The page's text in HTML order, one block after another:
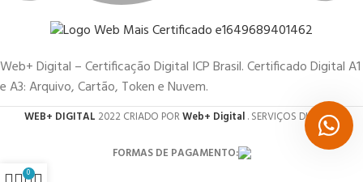
Web+ Digital – Certificação Digital ICP Brasil. Certificado Digital A1
e A3: Arquivo, Cartão, Token e Nuvem.
WEB+ DIGITAL 2022 CRIADO PORWeb+ Digital. SERVIÇOS DIGITAIS.
FORMAS DE PAGAMENTO:
0